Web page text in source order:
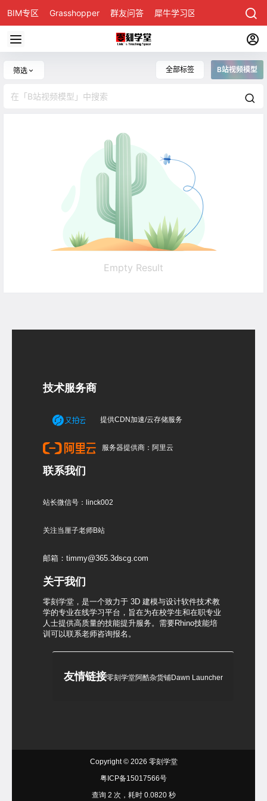
BIM专区 Grasshopper 群友问答 犀牛学习区
筛选 全部标签 B站视频模型
Empty Result
技术服务商
提供CDN加速/云存储服务
服务器提供商：阿里云
联系我们
站长微信号：linck002
关注当厘子老师B站
邮箱：timmy@365.3dscg.com
关于我们
零刻学堂，是一个致力于 3D 建模与设计软件技术教
学的专业在线学习平台，旨在为在校学生和在职专业
人士提供高质量的技能提升服务。需要Rhino技能培
训可以联系老师咨询报名。
友情链接零刻学堂阿酷杂货铺Dawn Launcher
Copyright © 2026 零刻学堂
粤ICP备15017566号
查询 2 次，耗时 0.0820 秒